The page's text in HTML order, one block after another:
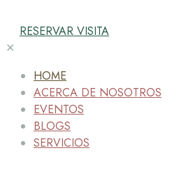
RESERVAR VISITA
✕
HOME
ACERCA DE NOSOTROS
EVENTOS
BLOGS
SERVICIOS